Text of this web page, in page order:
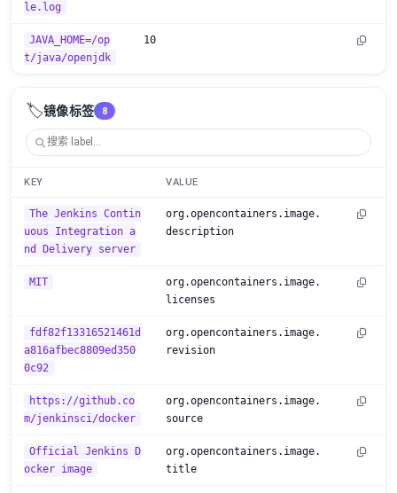
le.log
JAVA_HOME=/op
t/java/openjdk
10
🏷️镜像标签 8
KEY VALUE
The Jenkins Contin
uous Integration a
nd Delivery server
org.opencontainers.image.
description
MIT
org.opencontainers.image.
licenses
fdf82f13316521461d
a816afbec8809ed350
0c92
org.opencontainers.image.
revision
https://github.co
m/jenkinsci/docker
org.opencontainers.image.
source
Official Jenkins D
ocker image
org.opencontainers.image.
title